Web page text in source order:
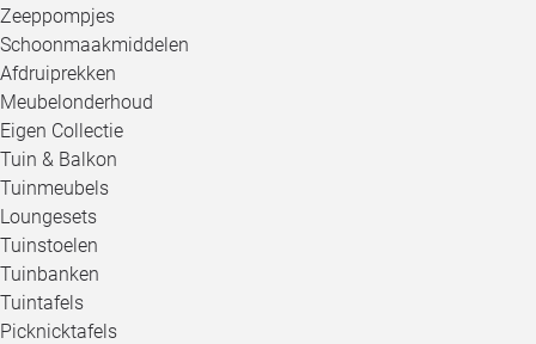
Zeeppompjes
Schoonmaakmiddelen
Afdruiprekken
Meubelonderhoud
Eigen Collectie
Tuin & Balkon
Tuinmeubels
Loungesets
Tuinstoelen
Tuinbanken
Tuintafels
Picknicktafels